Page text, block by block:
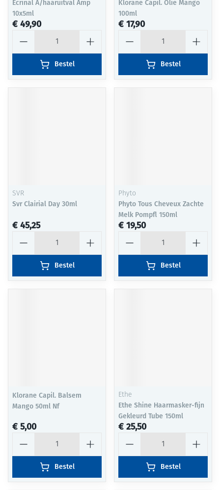
Ecrinal A/haaruitval Amp
10x5ml
€ 49,90
Bestel
Klorane Capil. Olie Mango
100ml
€ 17,90
Bestel
SVR
Svr Clairial Day 30ml
€ 45,25
Bestel
Phyto
Phyto Tous Cheveux Zachte
Melk Pompfl 150ml
€ 19,50
Bestel
Klorane Capil. Balsem
Mango 50ml Nf
€ 5,00
Bestel
Ethe
Ethe Shine Haarmasker-fijn
Gekleurd Tube 150ml
€ 25,50
Bestel